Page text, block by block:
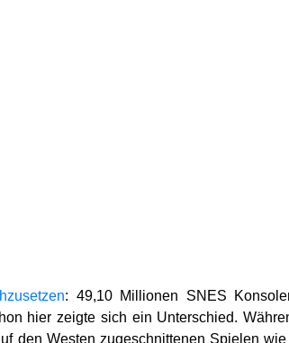
: 49,10 Millionen SNES
hier zeigte sich ein Unterschied.
den Westen zugeschnittenen Spielen